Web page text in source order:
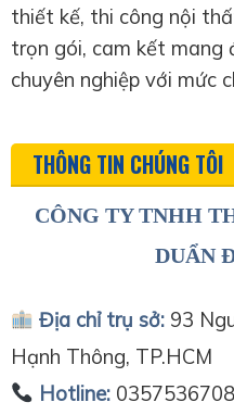
thiết kế, thi công nội
trọn gói, cam kết mang
chuyên nghiệp với mức
THÔNG TIN CHÚNG TÔI
CÔNG TY TNHH
DUẨN
Địa chỉ trụ sở:93
Hạnh Thông, TP.HCM
Hotline:0357536708